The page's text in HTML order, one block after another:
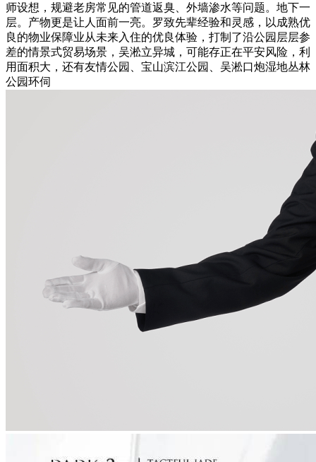
师设想，规避老房常见的管道返臭、外墙渗水等问题。地下一
层。产物更是让人面前一亮。罗致先辈经验和灵感，以成熟优
良的物业保障业从未来入住的优良体验，打制了沿公园层层参
差的情景式贸易场景，吴淞立异城，可能存正在平安风险，利
用面积大，还有友情公园、宝山滨江公园、吴淞口炮湿地丛林
公园环伺